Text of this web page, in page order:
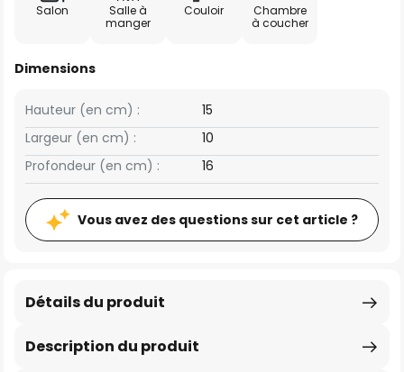
Salon
Salle à
manger
Couloir
Chambre
à coucher
Dimensions
Largeur (en cm) : 10
Hauteur (en cm) : 15
Profondeur (en cm) : 16
Vous avez des questions sur cet article ?
Description du produit
Détails du produit